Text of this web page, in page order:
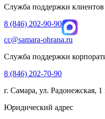
Служба поддержки
8 (846) 202-90-90
cc@samara-ohrana.ru
Служба поддержки
8 (846) 202-70-90
г. Самара, ул. Радонежская, 1
Юридический адрес